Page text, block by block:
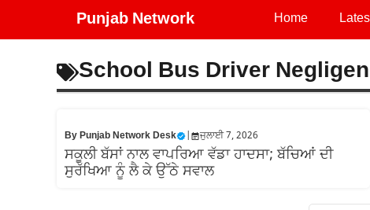
Punjab Network Home
School Bus Driver
ByPunjab Network Desk ਜੁਲਾਈ 7, 2026
ਸਕੂਲੀ ਬੱਸਾਂ ਨਾਲ ਵਾਪਰਿਆ ਵੱਡਾ ਹਾਦਸਾ; ਬੱਚਿਆਂ ਦੀ
ਸੁਰੱਖਿਆ ਨੂੰ ਲੈ ਕੇ ਉੱਠੇ ਸਵਾਲ